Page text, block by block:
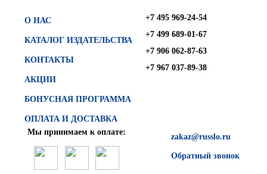
О НАС
КАТАЛОГ ИЗДАТЕЛЬСТВА
КОНТАКТЫ
АКЦИИ
БОНУСНАЯ ПРОГРАММА
ОПЛАТА И ДОСТАВКА
+7 495 969-24-54
+7 499 689-01-67
+7 906 062-87-63
+7 967 037-89-38
zakaz@russlo.ru
Обратный звонок
Мы принимаем к оплате: